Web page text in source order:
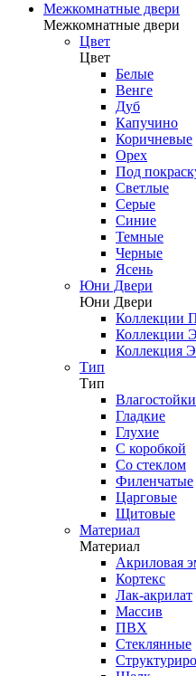
Межкомнатные двери
Межкомнатные двери
Цвет
Цвет
Белые
Венге
Дуб
Капучино
Коричневые
Орех
Под
Светлые
Серые
Синие
Темные
Черные
Ясень
Юни Двери
Юни Двери
Коллекции
Коллекции
Коллекция
Тип
Тип
Гладкие
Глухие
С коробкой
Со стеклом
Филенчатые
Царговые
Щитовые
Материал
Материал
Акриловая
Кортекс
Лак-акрилат
Массив
ПВХ
Стеклянные